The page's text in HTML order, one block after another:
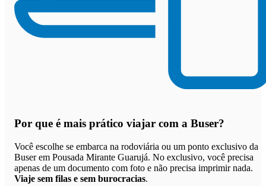
Por que é mais prático viajar com a Buser?
Você escolhe se embarca na rodoviária ou um ponto exclusivo da
Buser em Pousada Mirante Guarujá. No exclusivo, você precisa
apenas de um documento com foto e não precisa imprimir nada.
Viaje sem filas e sem burocracias.